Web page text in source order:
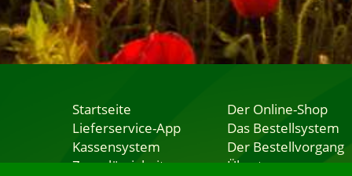
Startseite
Lieferservice-App
Kassensystem
Zuverlässigkeit
Der Online-Shop
Das Bestellsystem
Der Bestellvorgang
Übertragung